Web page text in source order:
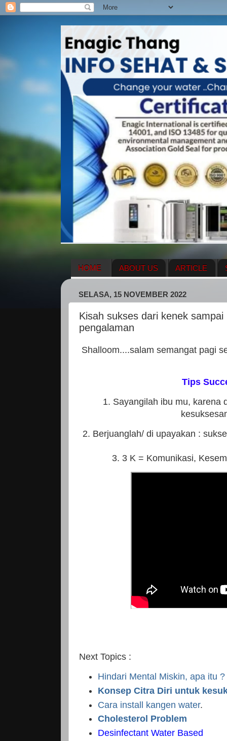
HOME ABOUT US ARTICLE
ENAGIC COMPENSATION PLAN
SELASA, 15 NOVEMBER 2022
Kisah sukses dari kenek
pengalaman
Shalloom....salam semangat pagi
Tips
1. Sayangilah ibu mu, karena
2. Berjuanglah/ di upayakan :
3. 3 K = Komunikasi,
Next Topics :
Hindari Mental Miskin, apa itu
Konsep Citra Diri untuk
Cara install kangen water.
Cholesterol Problem
Desinfectant Water Based